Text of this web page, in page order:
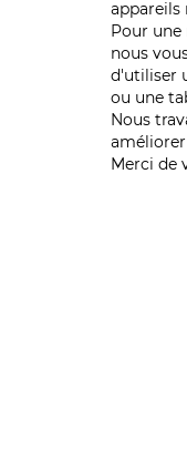
appareils
Pour une
nous
d'utiliser
ou une
Nous
Merci de